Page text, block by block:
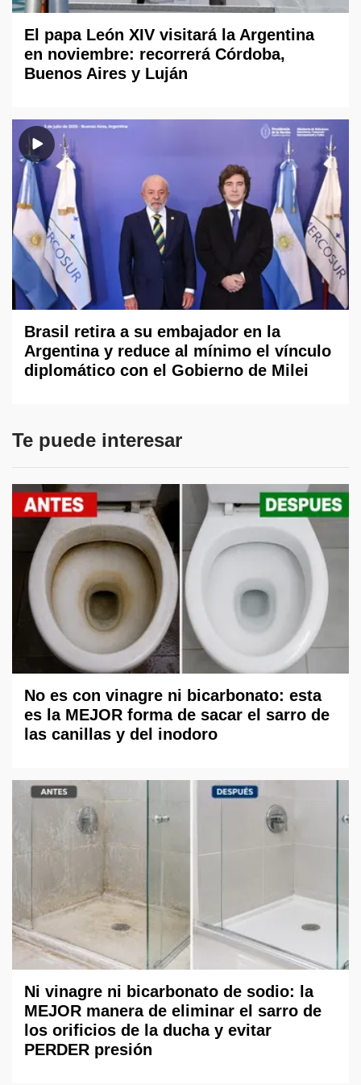
El papa León XIV visitará la Argentina
en noviembre: recorrerá Córdoba,
Buenos Aires y Luján
Brasil retira a su embajador en la
Argentina y reduce al mínimo el vínculo
diplomático con el Gobierno de Milei
Te puede interesar
No es con vinagre ni bicarbonato: esta
es la MEJOR forma de sacar el sarro de
las canillas y del inodoro
Ni vinagre ni bicarbonato de sodio: la
MEJOR manera de eliminar el sarro de
los orificios de la ducha y evitar
PERDER presión